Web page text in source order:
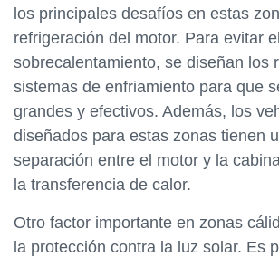
los principales desafíos en estas
refrigeración del motor. Para evitar el
sobrecalentamiento, se diseñan los
sistemas de enfriamiento para que
grandes y efectivos. Además, los
diseñados para estas zonas tienen
separación entre el motor y la
la transferencia de calor.
Otro factor importante en zonas
la protección contra la luz solar. Es